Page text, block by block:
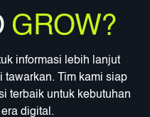
GROW?
informasi lebih lanjut
tawarkan. Tim kami siap
terbaik untuk kebutuhan
digital.